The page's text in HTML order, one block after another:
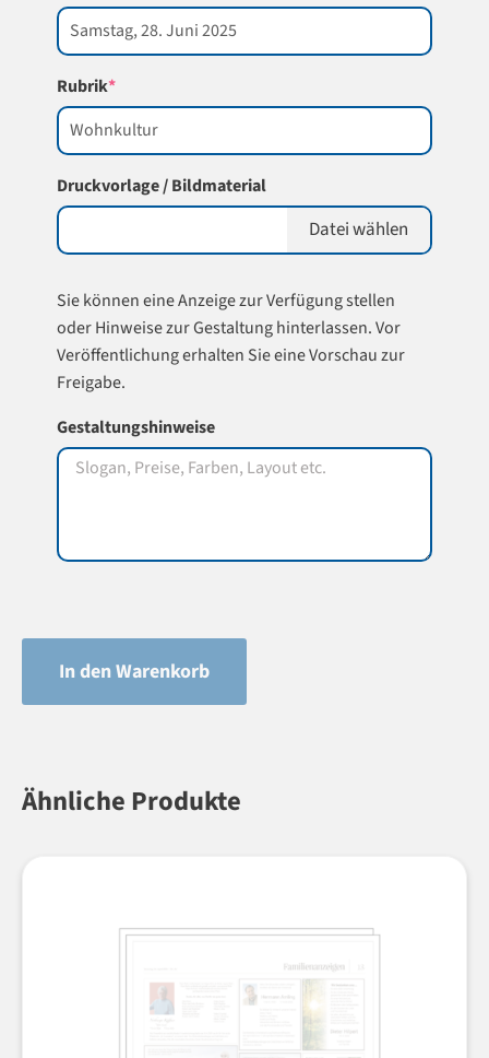
Rubrik*(required)
Druckvorlage / Bildmaterial
Datei wählen
Sie können eine Anzeige zur Verfügung stellen
oder Hinweise zur Gestaltung hinterlassen. Vor
Veröffentlichung erhalten Sie eine Vorschau zur
Freigabe.
Gestaltungshinweise
In den Warenkorb
Ähnliche Produkte